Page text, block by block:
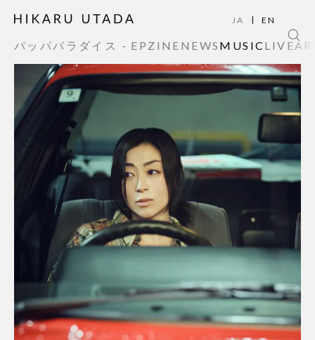
パッパパラダイス - EP ZINE NEWS MUSIC LIVE
JA | EN